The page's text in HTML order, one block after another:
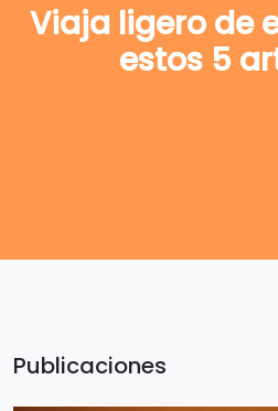
Viaja ligero de
estos 5
Publicaciones